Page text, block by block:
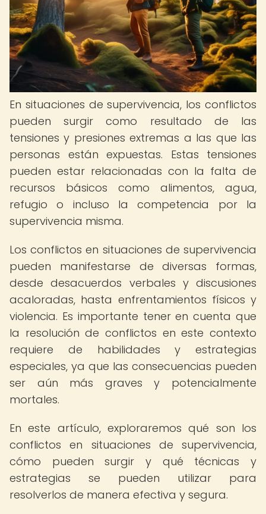
En situaciones de supervivencia, los conflictos
pueden surgir como resultado de las
tensiones y presiones extremas a las que las
personas están expuestas. Estas tensiones
pueden estar relacionadas con la falta de
recursos básicos como alimentos, agua,
refugio o incluso la competencia por la
supervivencia misma.
Los conflictos en situaciones de supervivencia
pueden manifestarse de diversas formas,
desde desacuerdos verbales y discusiones
acaloradas, hasta enfrentamientos físicos y
violencia. Es importante tener en cuenta que
la resolución de conflictos en este contexto
requiere de habilidades y estrategias
especiales, ya que las consecuencias pueden
ser aún más graves y potencialmente
mortales.
En este artículo, exploraremos qué son los
conflictos en situaciones de supervivencia,
cómo pueden surgir y qué técnicas y
estrategias se pueden utilizar para
resolverlos de manera efectiva y segura.